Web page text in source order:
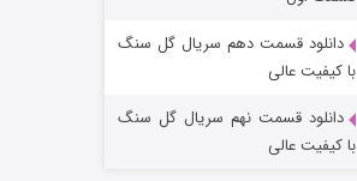
قسمت ۷ (زیرنویس) منتشر شد
دانلود قسمت دهم سریال گل سنگ
با کیفیت عالی
دانلود قسمت نهم سریال گل سنگ
با کیفیت عالی